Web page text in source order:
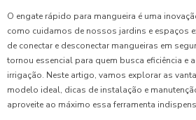
O engate rápido para mangueira é uma
como cuidamos de nossos jardins e espaços
de conectar e desconectar mangueiras em
tornou essencial para quem busca eficiência e
irrigação. Neste artigo, vamos explorar as
modelo ideal, dicas de instalação e
aproveite ao máximo essa ferramenta